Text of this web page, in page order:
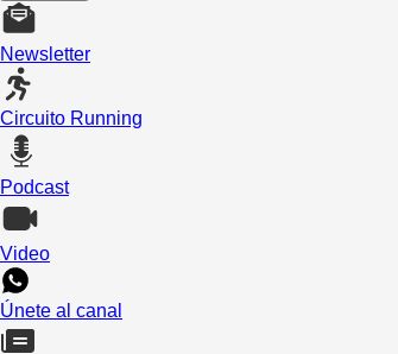
Newsletter
Circuito Running
Podcast
Video
Únete al canal